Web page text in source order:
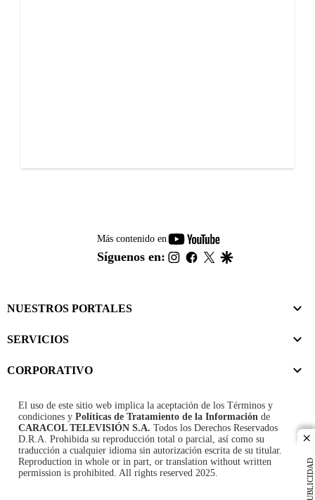
PUBLICIDAD
Más contenido en
youtube-
footer
Síguenos en: instagram
facebook
twitter
NUESTROS PORTALES
SERVICIOS
CORPORATIVO
El uso de este sitio web implica la aceptación de los Términos y
condiciones y Políticas de Tratamiento de la Información de
CARACOL TELEVISIÓN S.A. Todos los Derechos Reservados
D.R.A. Prohibida su reproducción total o parcial, así como su
traducción a cualquier idioma sin autorización escrita de su titular.
Reproduction in whole or in part, or translation without written
permission is prohibited. All rights reserved 2025.